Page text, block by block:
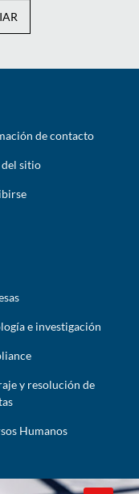
de contacto
del sitio
e investigación
y resolución de
Humanos